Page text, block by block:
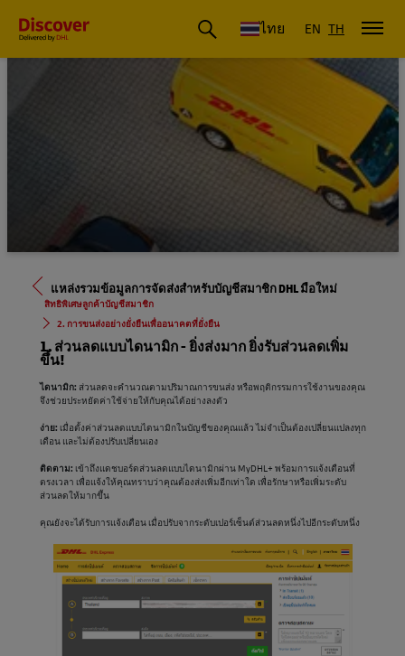
ดีเอชแอล ประเทศไทย ไทย EN TH
แหล่งรวมข้อมูลการจัดส่งสำหรับบัญชีสมาชิก DHL มือใหม่
สิทธิพิเศษลูกค้าบัญชีสมาชิก
2. การขนส่งอย่างยั่งยืนเพื่ออนาคตที่ยั่งยืน
1. ส่วนลดแบบไดนามิก - ยิ่งส่งมาก ยิ่งรับส่วนลดเพิ่ม
ขึ้น!
ไดนามิก: ส่วนลดจะคำนวณตามปริมาณการขนส่ง หรือพฤติกรรมการใช้งานของคุณ
จึงช่วยประหยัดค่าใช้จ่ายให้กับคุณได้อย่างลงตัว
ง่าย: เมื่อตั้งค่าส่วนลดแบบไดนามิกในบัญชีของคุณแล้ว ไม่จำเป็นต้องเปลี่ยนแปลงทุก
เดือน และไม่ต้องปรับเปลี่ยนเอง
ติดตาม: เข้าถึงแดชบอร์ดส่วนลดแบบไดนามิกผ่าน MyDHL+ พร้อมการแจ้งเตือนที่
ตรงเวลา เพื่อแจ้งให้คุณทราบว่าคุณต้องส่งเพิ่มอีกเท่าใด เพื่อรักษาหรือเพิ่มระดับ
ส่วนลดให้มากขึ้น
คุณยังจะได้รับการแจ้งเตือน เมื่อปรับจากระดับเปอร์เซ็นต์ส่วนลดหนึ่งไปอีกระดับหนึ่ง